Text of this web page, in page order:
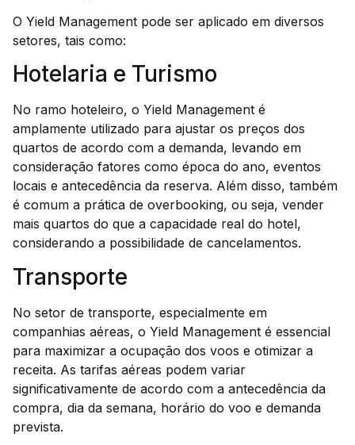
O Yield Management pode ser aplicado em diversos
setores, tais como:
Hotelaria e Turismo
No ramo hoteleiro, o Yield Management é
amplamente utilizado para ajustar os preços dos
quartos de acordo com a demanda, levando em
consideração fatores como época do ano, eventos
locais e antecedência da reserva. Além disso, também
é comum a prática de overbooking, ou seja, vender
mais quartos do que a capacidade real do hotel,
considerando a possibilidade de cancelamentos.
Transporte
No setor de transporte, especialmente em
companhias aéreas, o Yield Management é essencial
para maximizar a ocupação dos voos e otimizar a
receita. As tarifas aéreas podem variar
significativamente de acordo com a antecedência da
compra, dia da semana, horário do voo e demanda
prevista.